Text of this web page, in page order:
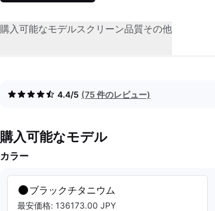
購入可能なモデルスクリーン品質その他
4.4/5 (75 件のレビュー)
購入可能なモデル
カラー
ブラックチタニウム
最安価格: 136173.00 JPY